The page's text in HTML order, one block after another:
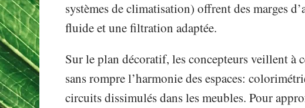
systèmes de climatisation) offrent des marges
fluide et une filtration adaptée.
Sur le plan décoratif, les concepteurs veillent à
sans rompre l’harmonie des espaces:
circuits dissimulés dans les meubles. Pour